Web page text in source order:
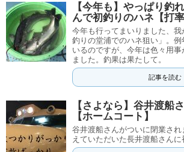
【今年も】やっぱり釣
んで初釣りのハネ【打率
今年も行ってまいりました、
釣りの堂浦でのハネ狙い」。
いるのですが、今年は色々用事
ました。釣果は果たして。
記事を読む
【さよなら】谷井渡船
【ホームコート】
谷井渡船さんがついに閉業さ
えていただいた長井渡船さんに